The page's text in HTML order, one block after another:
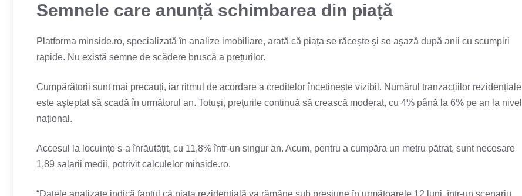
Semnele care anunță schimbarea din piață
Platforma minside.ro, specializată în analize imobiliare, arată că piața se răcește și se așază după anii cu scumpiri
rapide. Nu există semne de scădere bruscă a prețurilor.
Cumpărătorii sunt mai precauți, iar ritmul de acordare a creditelor încetinește vizibil. Numărul tranzacțiilor rezidențiale
este așteptat să scadă în următorul an. Totuși, prețurile continuă să crească moderat, cu 4% până la 6% pe an la nivel
național.
Accesul la locuințe s-a înrăutățit, cu 11,8% într-un singur an. Acum, pentru a cumpăra un metru pătrat, sunt necesare
1,89 salarii medii, potrivit calculelor minside.ro.